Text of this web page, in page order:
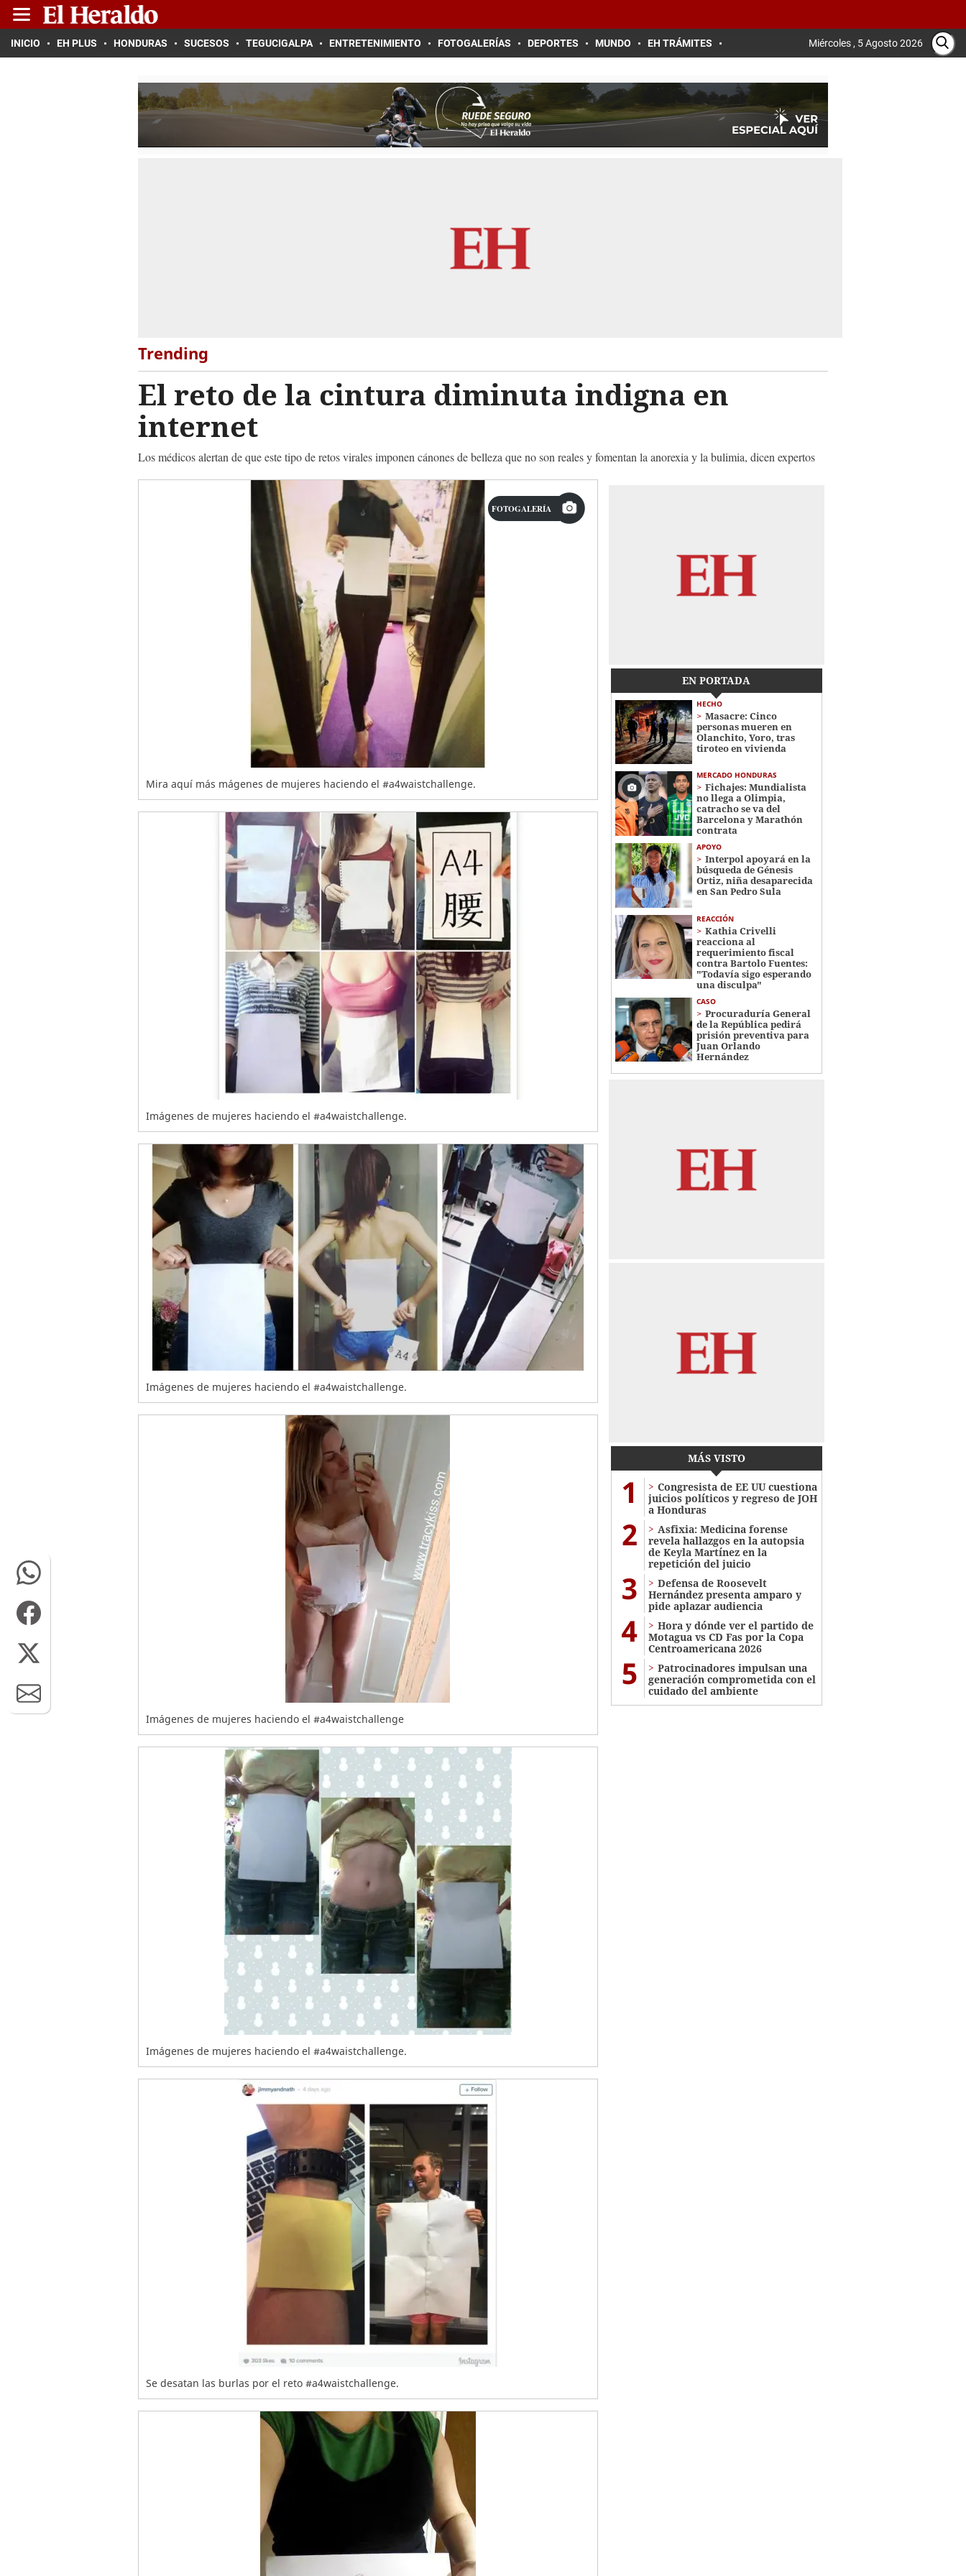
INICIO EH PLUS HONDURAS SUCESOS TEGUCIGALPA ENTRETENIMIENTO FOTOGALERÍAS DEPORTES MUNDO EH TRÁMITES Miércoles , 5 Agosto 2026
Trending
El reto de la cintura diminuta indigna en
internet
Los médicos alertan de que este tipo de retos virales imponen cánones de belleza que no son reales y fomentan la anorexia y la bulimia, dicen expertos
FOTOGALERÍA
Mira aquí más mágenes de mujeres haciendo el #a4waistchallenge.
Imágenes de mujeres haciendo el #a4waistchallenge.
Imágenes de mujeres haciendo el #a4waistchallenge.
Imágenes de mujeres haciendo el #a4waistchallenge
Imágenes de mujeres haciendo el #a4waistchallenge.
Se desatan las burlas por el reto #a4waistchallenge.
EN PORTADA
HECHO
Masacre: Cinco
personas mueren en
Olanchito, Yoro, tras
tiroteo en vivienda
MERCADO HONDURAS
Fichajes: Mundialista
no llega a Olimpia,
catracho se va del
Barcelona y Marathón
contrata
APOYO
Interpol apoyará en la
búsqueda de Génesis
Ortiz, niña desaparecida
en San Pedro Sula
REACCIÓN
Kathia Crivelli
reacciona al
requerimiento fiscal
contra Bartolo Fuentes:
"Todavía sigo esperando
una disculpa"
CASO
Procuraduría General
de la República pedirá
prisión preventiva para
Juan Orlando
Hernández
MÁS VISTO
1
Congresista de EE UU cuestiona
juicios políticos y regreso de JOH
a Honduras
2
Asfixia: Medicina forense
revela hallazgos en la autopsia
de Keyla Martínez en la
repetición del juicio
3
Defensa de Roosevelt
Hernández presenta amparo y
pide aplazar audiencia
4
Hora y dónde ver el partido de
Motagua vs CD Fas por la Copa
Centroamericana 2026
5
Patrocinadores impulsan una
generación comprometida con el
cuidado del ambiente